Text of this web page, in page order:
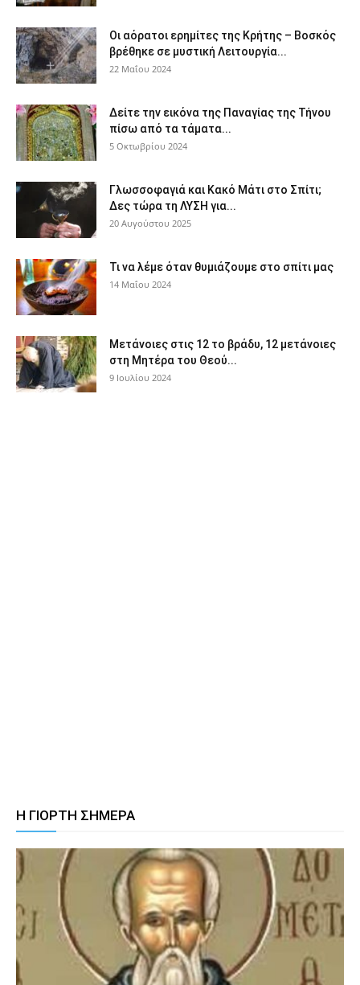
Οι αόρατοι ερημίτες της Κρήτης – Βοσκός
βρέθηκε σε μυστική Λειτουργία...
22 Μαΐου 2024
Δείτε την εικόνα της Παναγίας της Τήνου
πίσω από τα τάματα...
5 Οκτωβρίου 2024
Γλωσσοφαγιά και Κακό Μάτι στο Σπίτι;
Δες τώρα τη ΛΥΣΗ για...
20 Αυγούστου 2025
Τι να λέμε όταν θυμιάζουμε στο σπίτι μας
14 Μαΐου 2024
Μετάνοιες στις 12 το βράδυ, 12 μετάνοιες
στη Μητέρα του Θεού...
9 Ιουλίου 2024
Η ΓΙΟΡΤΗ ΣΗΜΕΡΑ